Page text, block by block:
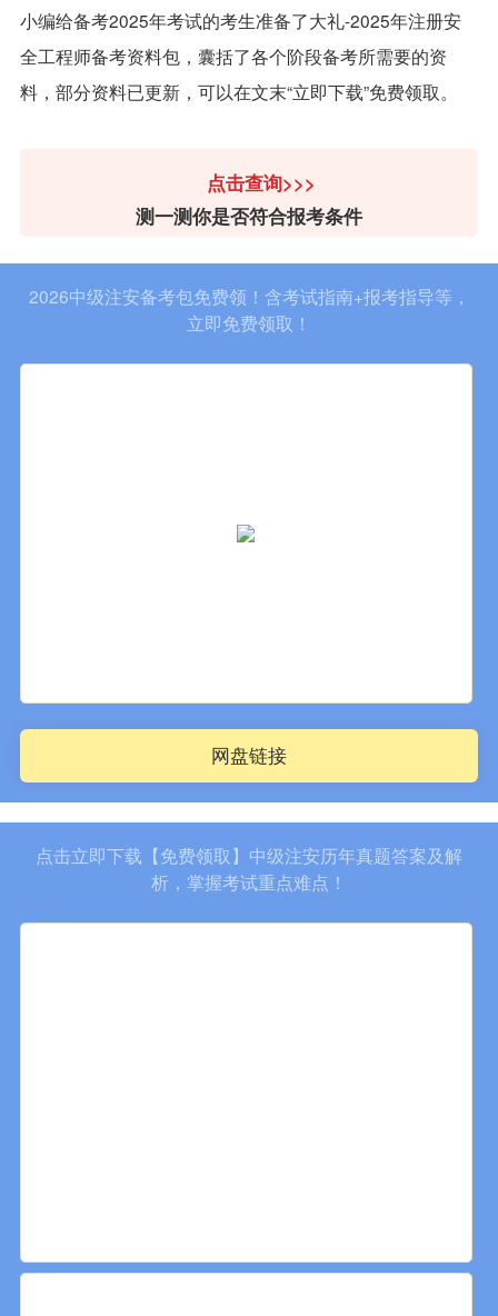
小编给备考2025年考试的考生准备了大礼-2025年注册安
全工程师备考资料包，囊括了各个阶段备考所需要的资
料，部分资料已更新，可以在文末“立即下载”免费领取。
点击查询>>>
测一测你是否符合报考条件
2026中级注安备考包免费领！含考试指南+报考指导等，
立即免费领取！
网盘链接
点击立即下载【免费领取】中级注安历年真题答案及解
析，掌握考试重点难点！